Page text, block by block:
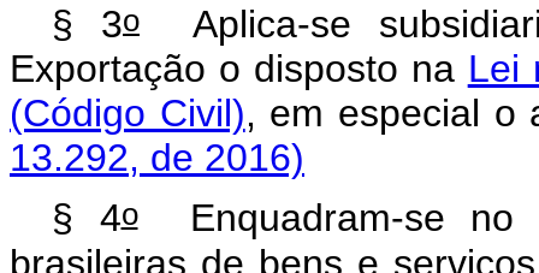
§ 3o Aplica-se
Exportação o disposto na Lei
(Código Civil), em
13.292, de 2016)
§ 4oEnquadram-se no
brasileiras de bens e